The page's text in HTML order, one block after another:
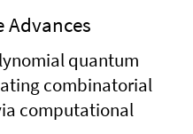
Advances
quantum
combinatorial
computational